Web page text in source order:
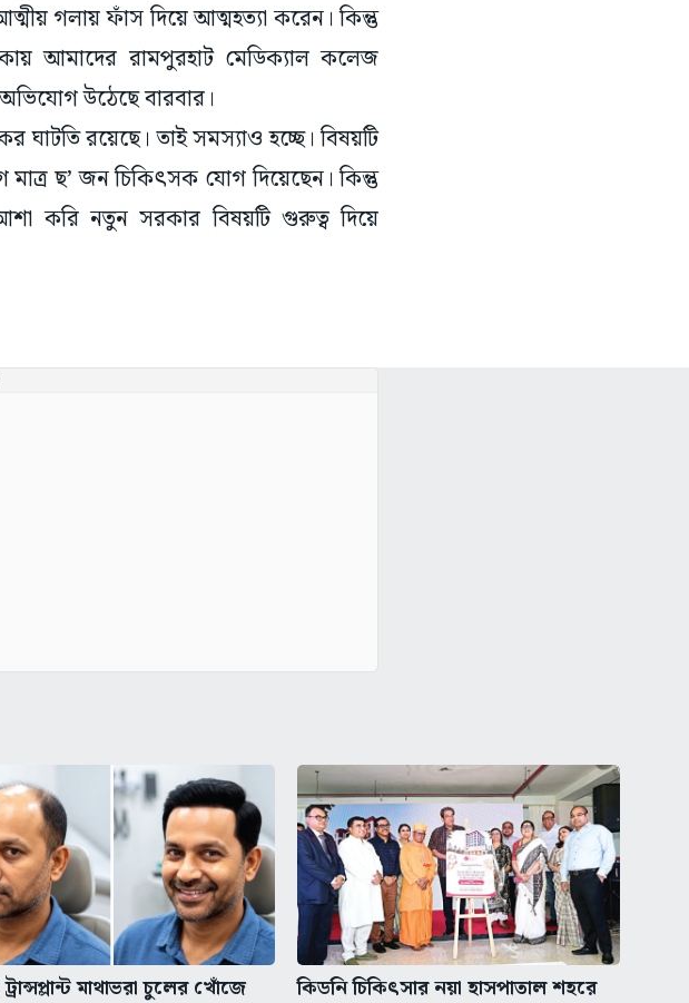
গলায় ফাঁস দিয়ে আত্মহত্যা করেন। কিন্তু
আমাদের রামপুরহাট মেডিক্যাল কলেজ
উঠেছে বারবার।
ঘাটতি রয়েছে। তাই সমস্যাও হচ্ছে। বিষয়টি
মাত্র ছ’ জন চিকিৎসক যোগ দিয়েছেন। কিন্তু
করি নতুন সরকার বিষয়টি গুরুত্ব দিয়ে
মাথাভরা চুলের খোঁজে কিডনি চিকিৎসার নয়া হাসপাতাল শহরে